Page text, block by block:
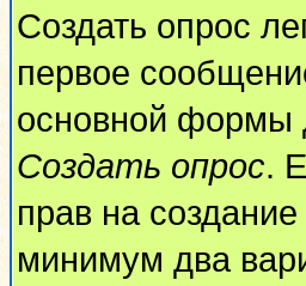
Создать опрос
первое
основной формы
Создать опрос.
прав на
минимум два